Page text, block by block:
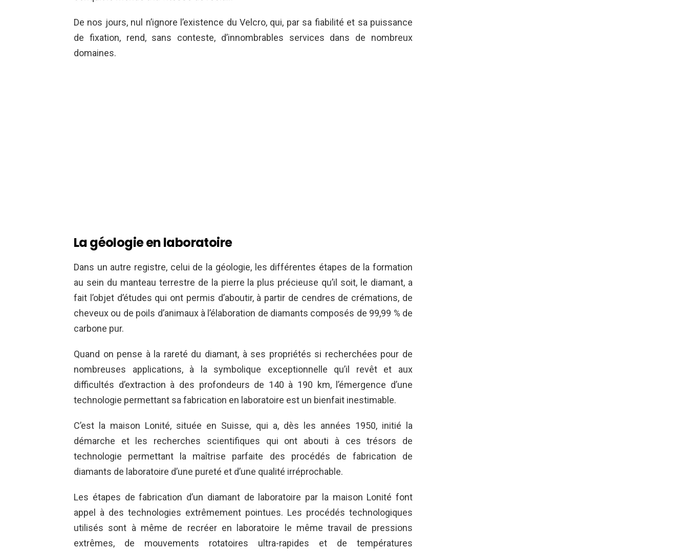
De nos jours, nul n’ignore l’existence du Velcro, qui, par sa fiabilité et sa puissance
de fixation, rend, sans conteste, d’innombrables services dans de nombreux
domaines.
La géologie en laboratoire
Dans un autre registre, celui de la géologie, les différentes étapes de la formation
au sein du manteau terrestre de la pierre la plus précieuse qu’il soit, le diamant, a
fait l’objet d’études qui ont permis d’aboutir, à partir de cendres de crémations, de
cheveux ou de poils d’animaux à l’élaboration de diamants composés de 99,99 % de
carbone pur.
Quand on pense à la rareté du diamant, à ses propriétés si recherchées pour de
nombreuses applications, à la symbolique exceptionnelle qu’il revêt et aux
difficultés d’extraction à des profondeurs de 140 à 190 km, l’émergence d’une
technologie permettant sa fabrication en laboratoire est un bienfait inestimable.
C’est la maison Lonité, située en Suisse, qui a, dès les années 1950, initié la
démarche et les recherches scientifiques qui ont abouti à ces trésors de
technologie permettant la maîtrise parfaite des procédés de fabrication de
diamants de laboratoire d’une pureté et d’une qualité irréprochable.
Les étapes de fabrication d’un diamant de laboratoire par la maison Lonité font
appel à des technologies extrêmement pointues. Les procédés technologiques
utilisés sont à même de recréer en laboratoire le même travail de pressions
extrêmes, de mouvements rotatoires ultra-rapides et de températures